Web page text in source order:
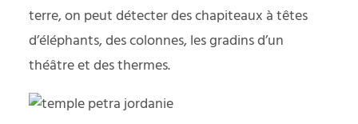
terre, on peut détecter des chapiteaux à têtes
d’éléphants, des colonnes, les gradins d’un
théâtre et des thermes.